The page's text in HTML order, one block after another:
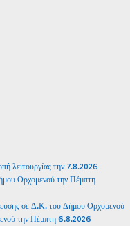
λειτουργίας την 7.8.2026
Ορχομενού την Πέμπτη
σε Δ.Κ. του Δήμου Ορχομενού
την Πέμπτη 6.8.2026